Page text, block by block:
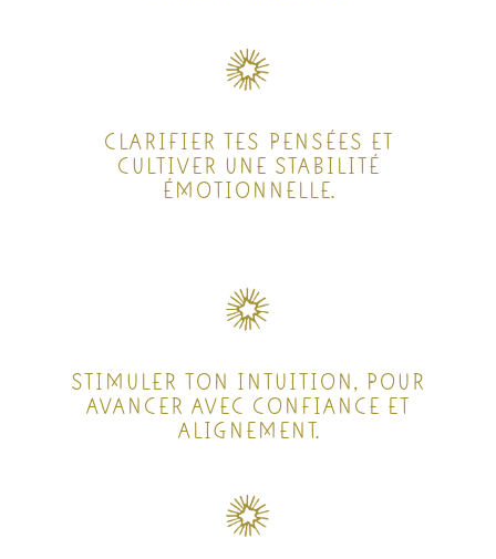
CLARIFIER TES PENSÉES ET
CULTIVER UNE STABILITÉ
ÉMOTIONNELLE.
STIMULER TON INTUITION, POUR
AVANCER AVEC CONFIANCE ET
ALIGNEMENT.